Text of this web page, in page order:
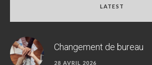
LATEST
Changement de bureau
28 AVRIL 2026